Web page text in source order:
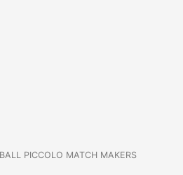
PICCOLO MATCH MAKERS